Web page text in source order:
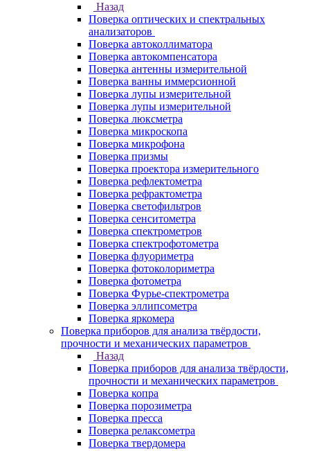
Назад
Поверка оптических и спектральных
анализаторов
Поверка автоколлиматора
Поверка автокомпенсатора
Поверка антенны измерительной
Поверка ванны иммерсионной
Поверка лупы измерительной
Поверка лупы измерительной
Поверка люксметра
Поверка микроскопа
Поверка микрофона
Поверка призмы
Поверка проектора измерительного
Поверка рефлектометра
Поверка рефрактометра
Поверка светофильтров
Поверка сенситометра
Поверка спектрометров
Поверка спектрофотометра
Поверка флуориметра
Поверка фотоколориметра
Поверка фотометра
Поверка Фурье-спектрометра
Поверка эллипсометра
Поверка яркомера
Поверка приборов для анализа твёрдости,
прочности и механических параметров
Назад
Поверка приборов для анализа твёрдости,
прочности и механических параметров
Поверка копра
Поверка порозиметра
Поверка пресса
Поверка релаксометра
Поверка твердомера